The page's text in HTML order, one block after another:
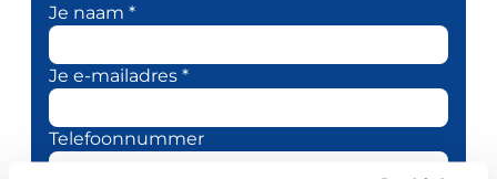
Je naam *
Je e-mailadres *
Telefoonnummer